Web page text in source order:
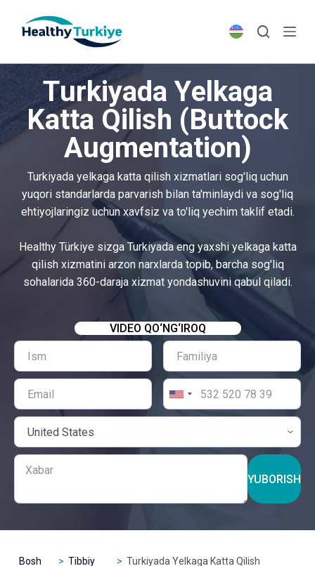
p
c
o
Turkiyada Yelkaga
Katta Qilish (Buttock
Augmentation)
Turkiyada yelkaga katta qilish xizmatlari sog'liq uchun
yuqori standarlarda parvarish bilan ta'minlaydi va sog'liq
ehtiyojlaringiz uchun xavfsiz va to'liq yechim taklif etadi.
Healthy Türkiye sizga Turkiyada eng yaxshi yelkaga katta
qilish xizmatini arzon narxlarda topib, barcha sog'liq
sohalarida 360-daraja xizmat yondashuvini qabul qiladi.
VIDEO QO‘NG‘IROQ
YUBORISH
Bosh
Tibbiy
Turkiyada Yelkaga Katta Qilish